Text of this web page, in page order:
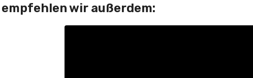
wir außerdem: